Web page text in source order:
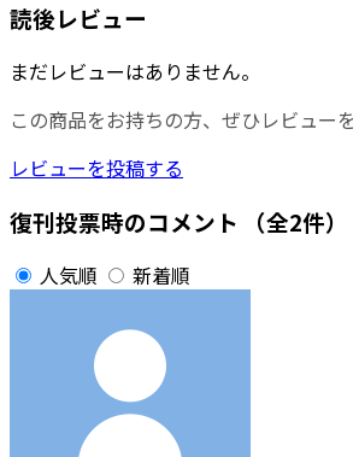
読後レビュー
まだレビューはありません。
この商品をお持ちの方、ぜひレビュー
レビューを投稿する
復刊投票時のコメント （全2件）
人気順 新着順